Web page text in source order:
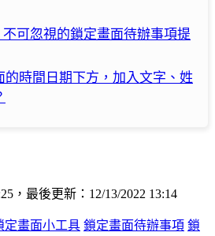
不可忽視的鎖定畫面待辦事項提
的時間日期下方，加入文字、姓
，最後更新：12/13/2022 13:14
定畫面小工具 鎖定畫面待辦事項 鎖